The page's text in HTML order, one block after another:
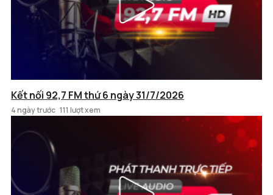
Kết nối 92,7 FM thứ 6 ngày 31/7/2026
4 ngày trước 111 lượt xem